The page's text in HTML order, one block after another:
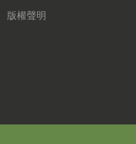
版權聲明